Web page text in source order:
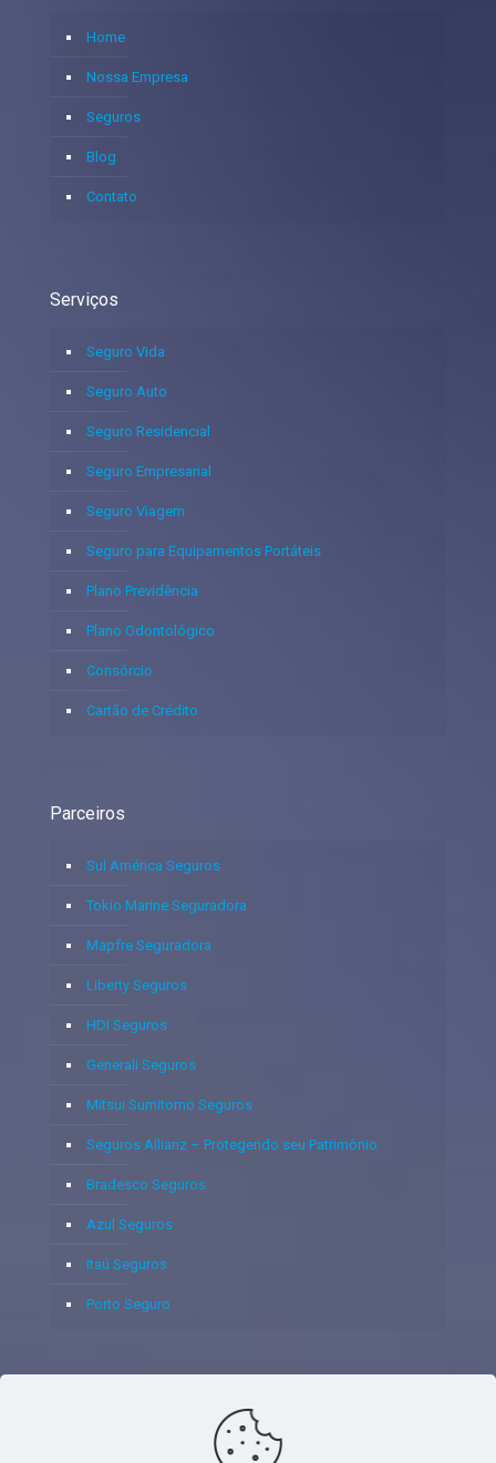
Home
Nossa Empresa
Seguros
Blog
Contato
Serviços
Seguro Vida
Seguro Auto
Seguro Residencial
Seguro Empresarial
Seguro Viagem
Seguro para Equipamentos Portáteis
Plano Previdência
Plano Odontológico
Consórcio
Cartão de Crédito
Parceiros
Sul América Seguros
Tokio Marine Seguradora
Mapfre Seguradora
Liberty Seguros
HDI Seguros
Generali Seguros
Mitsui Sumitomo Seguros
Seguros Allianz – Protegendo seu Patrimônio
Bradesco Seguros
Azul Seguros
Itaú Seguros
Porto Seguro
© 2020 - Yoshie & Maia Corretora de Seguros Ltda - CNPJ: